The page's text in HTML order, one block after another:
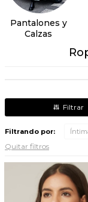
Pantalones y
Calzas
Filtrando por:
Quitar filtros